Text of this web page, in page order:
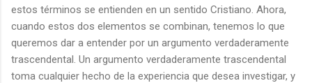
estos términos se entienden en un sentido Cristiano. Ahora,
cuando estos dos elementos se combinan, tenemos lo que
queremos dar a entender por un argumento verdaderamente
trascendental. Un argumento verdaderamente trascendental
toma cualquier hecho de la experiencia que desea investigar, y